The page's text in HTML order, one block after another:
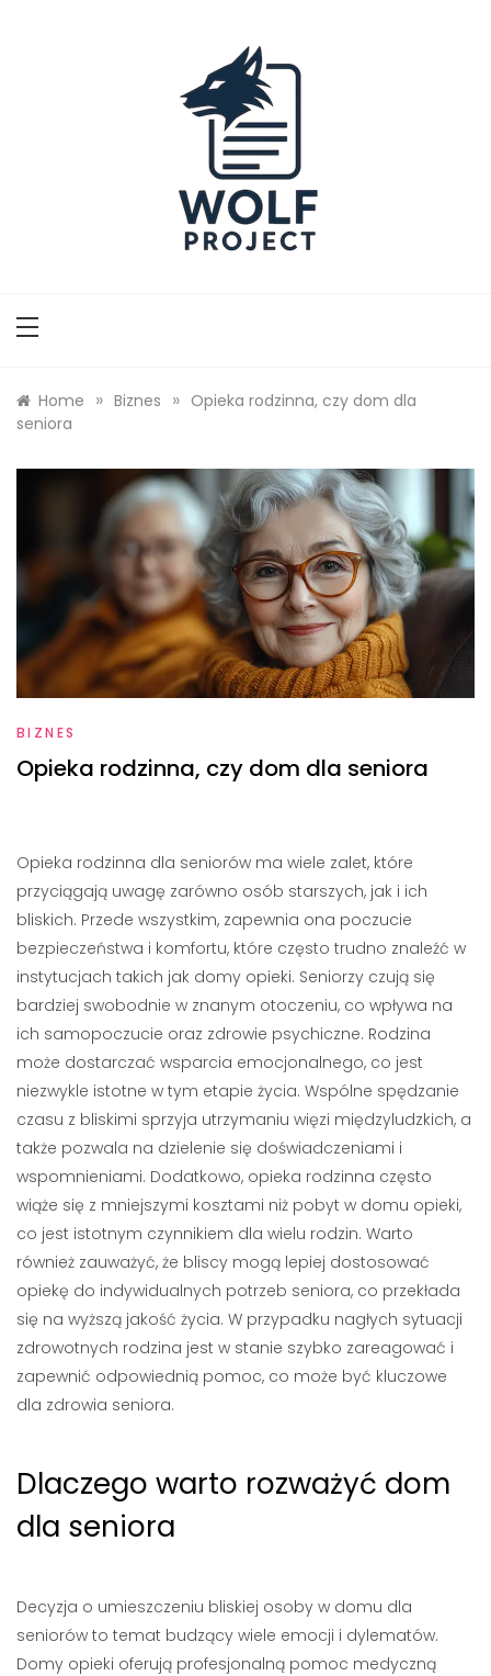
Home » Biznes » Opieka rodzinna, czy dom dla
seniora
BIZNES
Opieka rodzinna, czy dom dla seniora
Opieka rodzinna dla seniorów ma wiele zalet, które
przyciągają uwagę zarówno osób starszych, jak i ich
bliskich. Przede wszystkim, zapewnia ona poczucie
bezpieczeństwa i komfortu, które często trudno znaleźć w
instytucjach takich jak domy opieki. Seniorzy czują się
bardziej swobodnie w znanym otoczeniu, co wpływa na
ich samopoczucie oraz zdrowie psychiczne. Rodzina
może dostarczać wsparcia emocjonalnego, co jest
niezwykle istotne w tym etapie życia. Wspólne spędzanie
czasu z bliskimi sprzyja utrzymaniu więzi międzyludzkich, a
także pozwala na dzielenie się doświadczeniami i
wspomnieniami. Dodatkowo, opieka rodzinna często
wiąże się z mniejszymi kosztami niż pobyt w domu opieki,
co jest istotnym czynnikiem dla wielu rodzin. Warto
również zauważyć, że bliscy mogą lepiej dostosować
opiekę do indywidualnych potrzeb seniora, co przekłada
się na wyższą jakość życia. W przypadku nagłych sytuacji
zdrowotnych rodzina jest w stanie szybko zareagować i
zapewnić odpowiednią pomoc, co może być kluczowe
dla zdrowia seniora.
Dlaczego warto rozważyć dom
dla seniora
Decyzja o umieszczeniu bliskiej osoby w domu dla
seniorów to temat budzący wiele emocji i dylematów.
Domy opieki oferują profesjonalną pomoc medyczną